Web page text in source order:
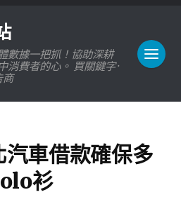
數據一把抓！協助深耕
消費者的心。 買關鍵字 ·
商
車借款確保多
衫